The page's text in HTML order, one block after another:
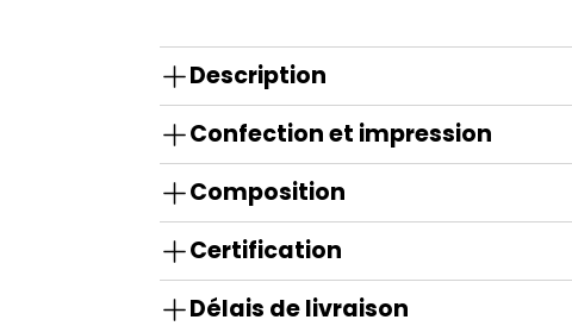
Description
Confection et impression
Composition
Certification
Délais de livraison